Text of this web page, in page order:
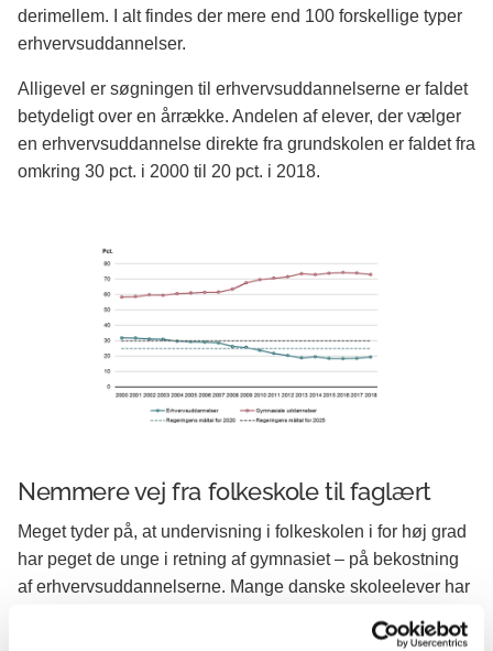
procent af stillingerne havde en
stillingsbetegnelse, hvor der ligger en
Kilde: Beskæftigelsesministeriet – Styrelsen for
Arbejdsmarked og Rekruttering, 2018
derimellem. I alt findes der mere end 100 forskellige typer
erhvervsuddannelser.
Alligevel er søgningen til erhvervsuddannelserne er faldet
betydeligt over en årrække. Andelen af elever, der vælger
en erhvervsuddannelse direkte fra grundskolen er faldet fra
omkring 30 pct. i 2000 til 20 pct. i 2018.
Nemmere vej fra folkeskole til faglært
Meget tyder på, at undervisning i folkeskolen i for høj grad
har peget de unge i retning af gymnasiet – på bekostning
af erhvervsuddannelserne. Mange danske skoleelever har